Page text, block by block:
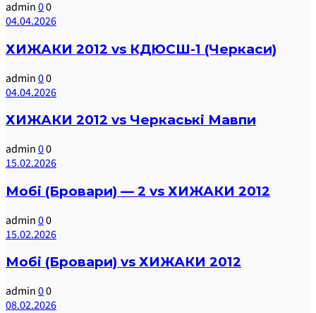
admin 00
04.04.2026
ХИЖАКИ 2012 vs КДЮСШ-1 (Черкаси)
admin 00
04.04.2026
ХИЖАКИ 2012 vs Черкаські Мавпи
admin 00
15.02.2026
Мобі (Бровари) — 2 vs ХИЖАКИ 2012
admin 00
15.02.2026
Мобі (Бровари) vs ХИЖАКИ 2012
admin 00
08.02.2026